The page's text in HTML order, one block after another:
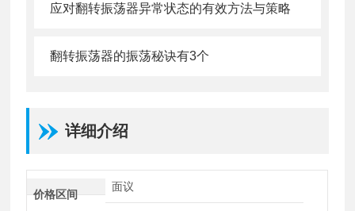
应对翻转振荡器异常状态的有效方法与策略
翻转振荡器的振荡秘诀有3个
详细介绍
价格区间
面议